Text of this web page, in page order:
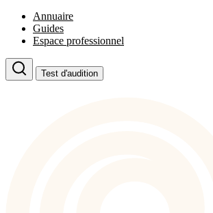
Annuaire
Guides
Espace professionnel
Test d'audition